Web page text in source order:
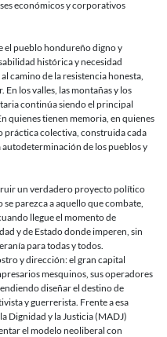
económicos y corporativos
el pueblo hondureño digno y
histórica y necesidad
camino de la resistencia honesta,
los valles, las montañas y los
continúa siendo el principal
quienes tienen memoria, en quienes
práctica colectiva, construida cada
de los pueblos y
un verdadero proyecto político
parezca a aquello que combate,
llegue el momento de
y de Estado donde imperen, sin
para todas y todos.
y dirección: el gran capital
mesquinos, sus operadores
diseñar el destino de
y guerrerista. Frente a esa
Dignidad y la Justicia (MADJ)
el modelo neoliberal con